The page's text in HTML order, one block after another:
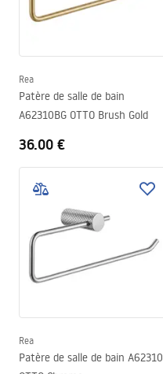
Rea
Patère de salle de bain
A62310BG OTTO Brush Gold
36.00 €
Rea
Patère de salle de bain A62310